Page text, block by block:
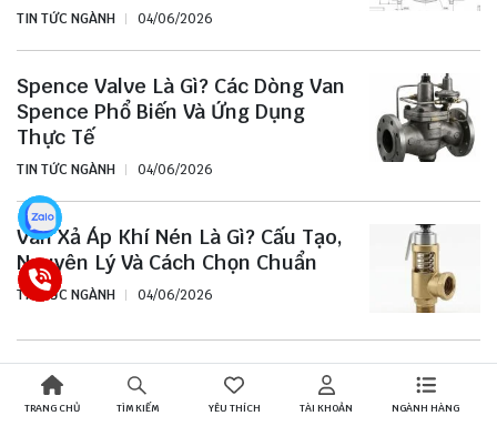
TIN TỨC NGÀNH 04/06/2026
Spence Valve Là Gì? Các Dòng Van
Spence Phổ Biến Và Ứng Dụng
Thực Tế
TIN TỨC NGÀNH 04/06/2026
Van Xả Áp Khí Nén Là Gì? Cấu Tạo,
Nguyên Lý Và Cách Chọn Chuẩn
TIN TỨC NGÀNH 04/06/2026
Van Cổng Ty Chìm DN100 Là Gì?
Cấu Tạo, Ưu Điểm Và Cách Lựa
TRANG CHỦ TÌM KIẾM YÊU THÍCH TÀI KHOẢN NGÀNH HÀNG